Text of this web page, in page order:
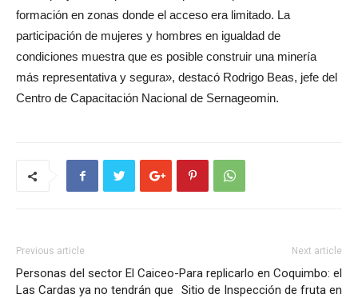
formación en zonas donde el acceso era limitado. La
participación de mujeres y hombres en igualdad de
condiciones muestra que es posible construir una minería
más representativa y segura», destacó Rodrigo Beas, jefe del
Centro de Capacitación Nacional de Sernageomin.
Previous article
Personas del sector El Caiceo-
Las Cardas ya no tendrán que
Next article
Para replicarlo en Coquimbo: el
Sitio de Inspección de fruta en